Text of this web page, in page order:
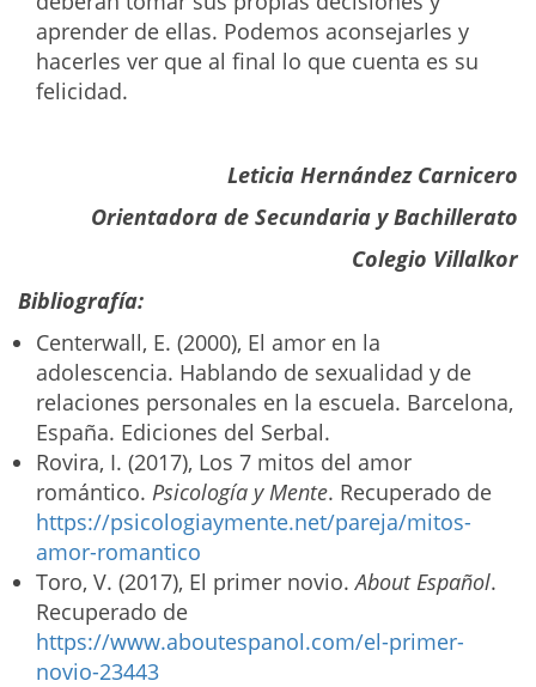
aprender de ellas. Podemos aconsejarles y
hacerles ver que al final lo que cuenta es su
felicidad.
Leticia Hernández Carnicero
Orientadora de Secundaria y Bachillerato
Colegio Villalkor
Bibliografía:
Centerwall, E. (2000), El amor en la
adolescencia. Hablando de sexualidad y de
relaciones personales en la escuela. Barcelona,
España. Ediciones del Serbal.
Rovira, I. (2017), Los 7 mitos del amor
romántico. Psicología y Mente. Recuperado de
https://psicologiaymente.net/pareja/mitos-
amor-romantico
Toro, V. (2017), El primer novio.About Español.
Recuperado de
https://www.aboutespanol.com/el-primer-
novio-23443